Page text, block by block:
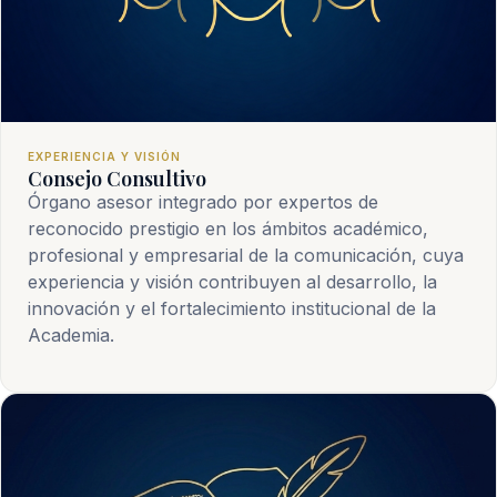
EXPERIENCIA Y VISIÓN
Consejo Consultivo
Órgano asesor integrado por expertos de
reconocido prestigio en los ámbitos académico,
profesional y empresarial de la comunicación, cuya
experiencia y visión contribuyen al desarrollo, la
innovación y el fortalecimiento institucional de la
Academia.